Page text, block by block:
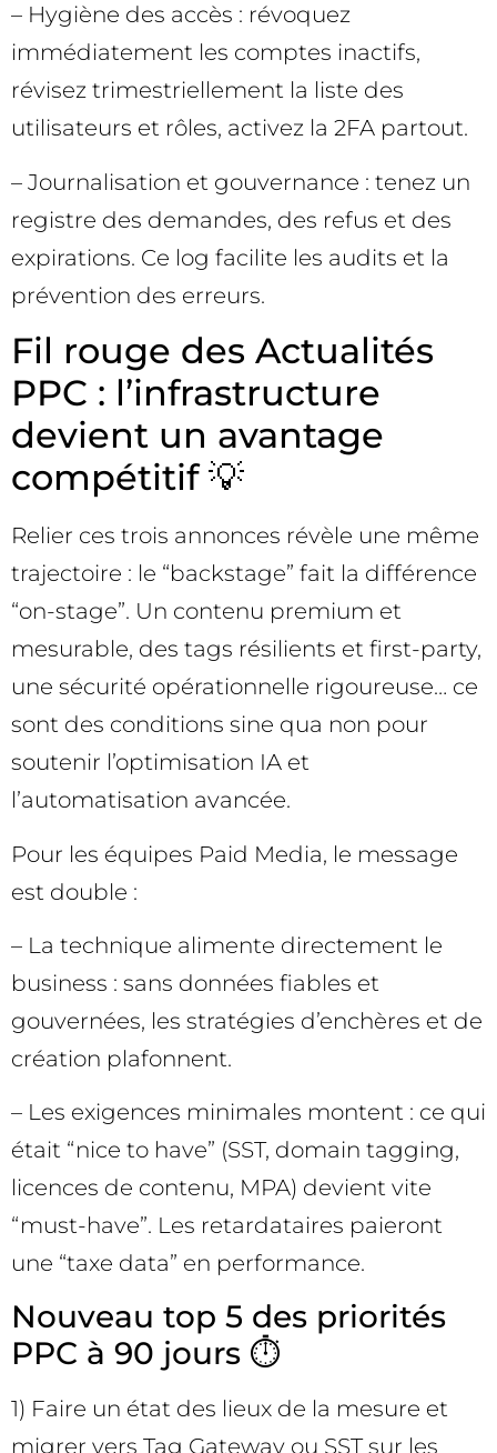
– Hygiène des accès : révoquez
immédiatement les comptes inactifs,
révisez trimestriellement la liste des
utilisateurs et rôles, activez la 2FA partout.
– Journalisation et gouvernance : tenez un
registre des demandes, des refus et des
expirations. Ce log facilite les audits et la
prévention des erreurs.
Fil rouge des Actualités
PPC : l’infrastructure
devient un avantage
compétitif 💡
Relier ces trois annonces révèle une même
trajectoire : le “backstage” fait la différence
“on-stage”. Un contenu premium et
mesurable, des tags résilients et first-party,
une sécurité opérationnelle rigoureuse… ce
sont des conditions sine qua non pour
soutenir l’optimisation IA et
l’automatisation avancée.
Pour les équipes Paid Media, le message
est double :
– La technique alimente directement le
business : sans données fiables et
gouvernées, les stratégies d’enchères et de
création plafonnent.
– Les exigences minimales montent : ce qui
était “nice to have” (SST, domain tagging,
licences de contenu, MPA) devient vite
“must-have”. Les retardataires paieront
une “taxe data” en performance.
Nouveau top 5 des priorités
PPC à 90 jours ⏱️
1) Faire un état des lieux de la mesure et
migrer vers Tag Gateway ou SST sur les